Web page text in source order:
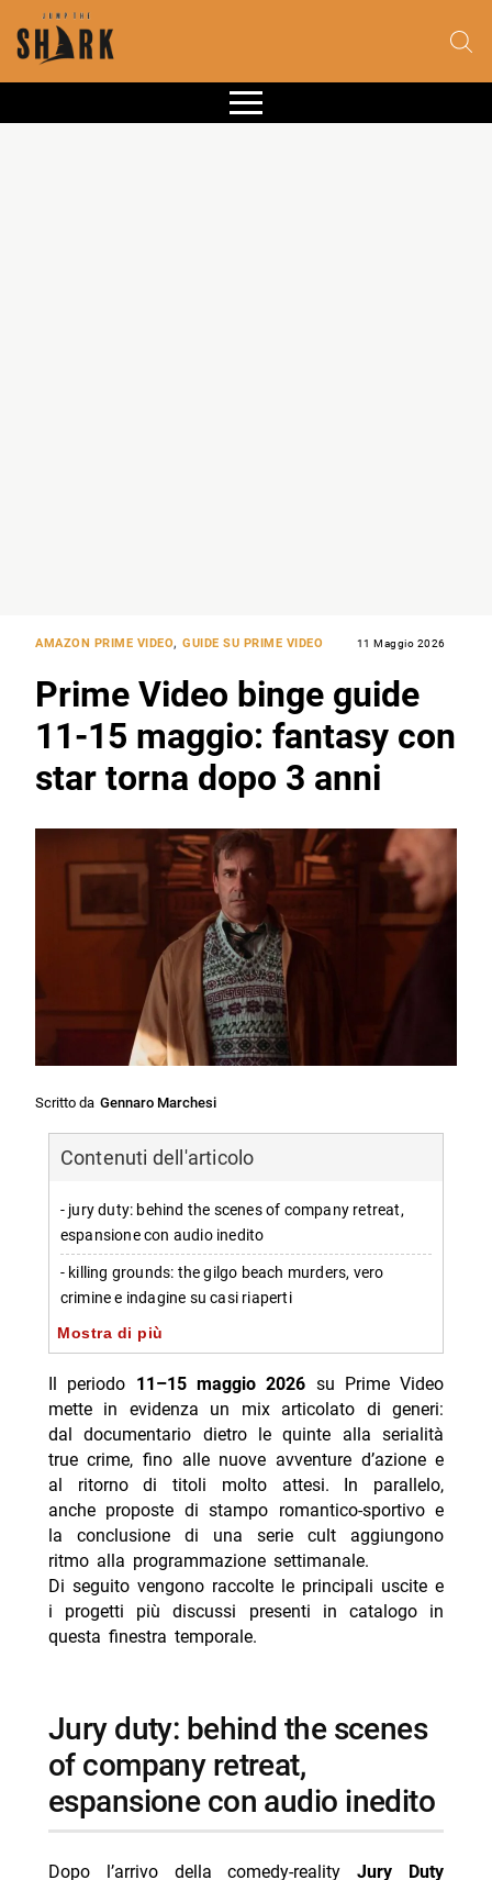
AMAZON PRIME VIDEO,GUIDE SU PRIME VIDEO 11 Maggio 2026
Prime Video binge guide
11-15 maggio: fantasy con
star torna dopo 3 anni
Scritto da Gennaro Marchesi
Contenuti dell'articolo
- jury duty: behind the scenes of company retreat,
espansione con audio inedito
- killing grounds: the gilgo beach murders, vero
crimine e indagine su casi riaperti
- citadel, ritorno con stagione 2 e ritmo da
- off campus, sport e romantic drama in otto episodi
- good omens, stagione 3 conclusiva in un episodio
“lungometraggio”
-- Scopri di più da Jump the shark
-- RispondiAnnulla risposta
- Average Joe su Paramount+ dal 19 agosto 2026
- The Last Sunrise su Prime Video ad agosto
- Guida alle novità Prime Video estate 2026
- Il lupo d’inverno: Djokovic arriva su Prime Video
Mostra di più
Il periodo 11–15 maggio 2026 su Prime Video
mette in evidenza un mix articolato di generi:
dal documentario dietro le quinte alla serialità
true crime, fino alle nuove avventure d’azione e
al ritorno di titoli molto attesi. In parallelo,
anche proposte di stampo romantico-sportivo e
la conclusione di una serie cult aggiungono
ritmo alla programmazione settimanale.
Di seguito vengono raccolte le principali uscite e
i progetti più discussi presenti in catalogo in
questa finestra temporale.
jury duty: behind the scenes
of company retreat,
espansione con audio inedito
Dopo l’arrivo della comedy-realityJury Duty